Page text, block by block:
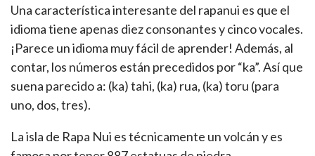
Una característica interesante del rapanui es que el
idioma tiene apenas diez consonantes y cinco vocales.
¡Parece un idioma muy fácil de aprender! Además, al
contar, los números están precedidos por “ka”. Así que
suena parecido a: (ka) tahi, (ka) rua, (ka) toru (para
uno, dos, tres).
La isla de Rapa Nui es técnicamente un volcán y es